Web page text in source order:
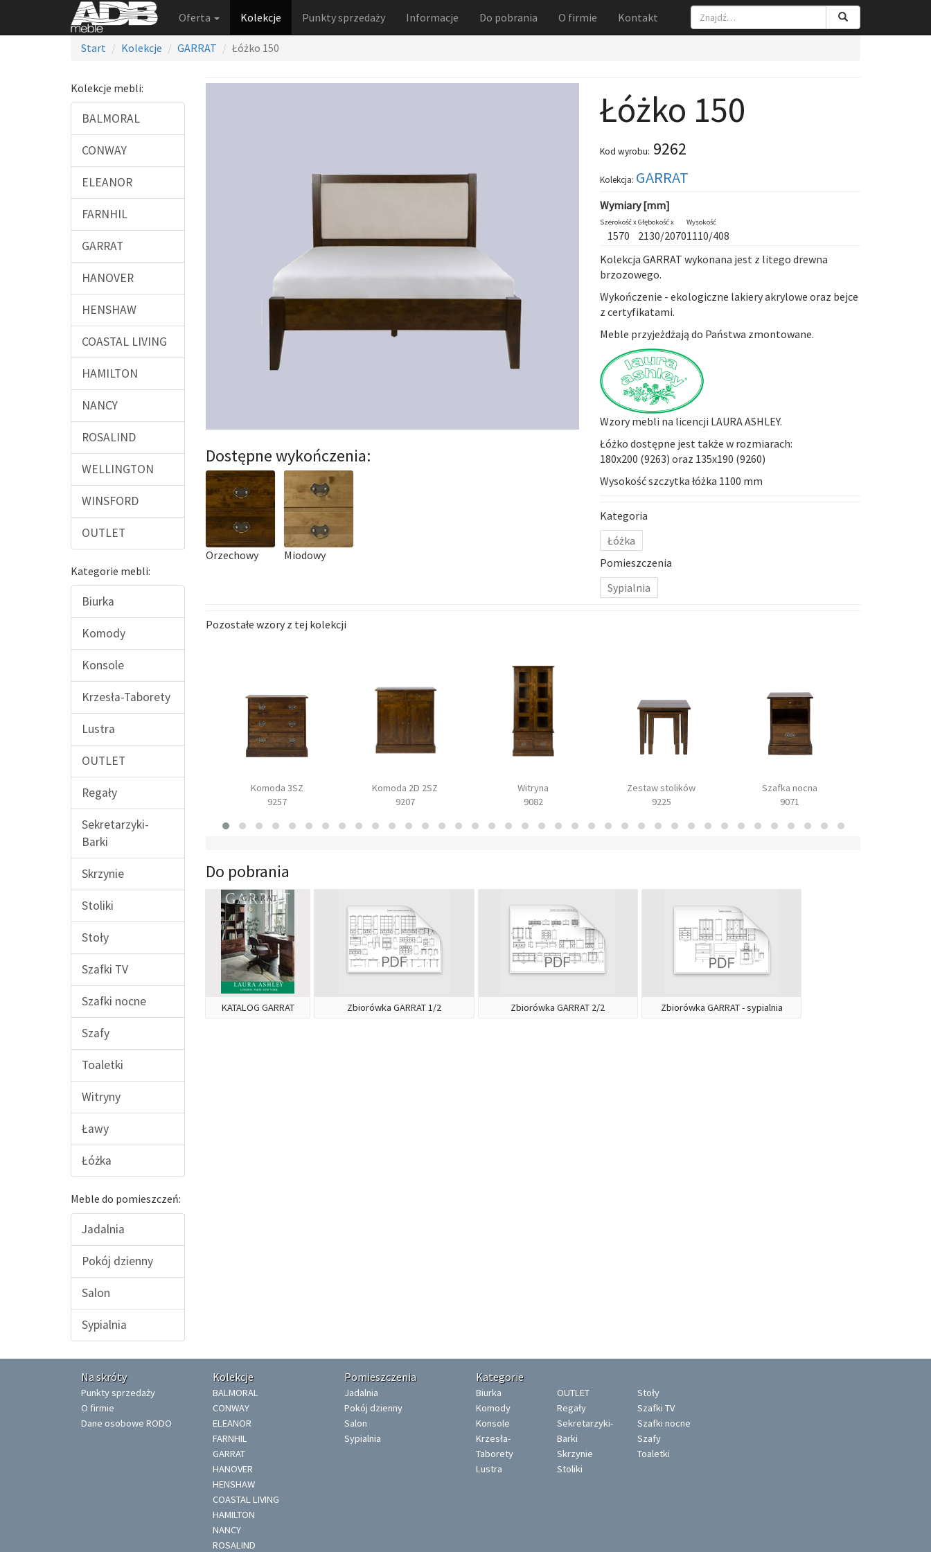
Oferta Kolekcje Punkty sprzedaży Informacje Do pobrania O firmie Kontakt
Start Kolekcje GARRAT Łóżko 150
Kolekcje mebli:
BALMORAL
CONWAY
ELEANOR
FARNHIL
GARRAT
HANOVER
HENSHAW
COASTAL LIVING
HAMILTON
NANCY
ROSALIND
WELLINGTON
WINSFORD
OUTLET
Kategorie mebli:
Biurka
Komody
Konsole
Krzesła-Taborety
Lustra
OUTLET
Regały
Sekretarzyki-
Barki
Skrzynie
Stoliki
Stoły
Szafki TV
Szafki nocne
Szafy
Toaletki
Witryny
Ławy
Łóżka
Meble do pomieszczeń:
Jadalnia
Pokój dzienny
Salon
Sypialnia
Dostępne wykończenia:
Orzechowy Miodowy
Łóżko 150
Kod wyrobu: 9262
Kolekcja: GARRAT
Wymiary [mm]
Szerokość xGłębokość x Wysokość
1570 2130/20701110/408
Kolekcja GARRAT wykonana jest z litego drewna
brzozowego.
Wykończenie - ekologiczne lakiery akrylowe oraz bejce
z certyfikatami.
Meble przyjeżdżają do Państwa zmontowane.
Wzory mebli na licencji LAURA ASHLEY.
Łóżko dostępne jest także w rozmiarach:
180x200 (9263) oraz 135x190 (9260)
Wysokość szczytka łóżka 1100 mm
Kategoria
Łóżka
Pomieszczenia
Sypialnia
Pozostałe wzory z tej kolekcji
Komoda 3SZ
9257
Komoda 2D 2SZ
9207
Witryna
9082
Zestaw stolików
9225
Szafka nocna
9071
Do pobrania
KATALOG GARRAT Zbiorówka GARRAT 1/2 Zbiorówka GARRAT 2/2 Zbiorówka GARRAT - sypialnia
Na skróty
Punkty sprzedaży
O firmie
Dane osobowe RODO
Kolekcje
BALMORAL
CONWAY
ELEANOR
FARNHIL
GARRAT
HANOVER
HENSHAW
COASTAL LIVING
HAMILTON
NANCY
ROSALIND
Pomieszczenia
Jadalnia
Pokój dzienny
Salon
Sypialnia
Kategorie
Biurka
Komody
Konsole
Krzesła-
Taborety
Lustra
OUTLET
Regały
Sekretarzyki-
Barki
Skrzynie
Stoliki
Stoły
Szafki TV
Szafki nocne
Szafy
Toaletki